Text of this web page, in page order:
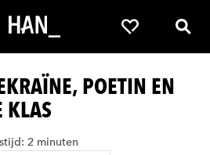
Favorieten
POETIN EN
KLAS
2 minuten